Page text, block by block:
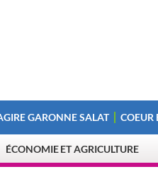
GARONNE SALAT COEUR
ÉCONOMIE ET AGRICULTURE